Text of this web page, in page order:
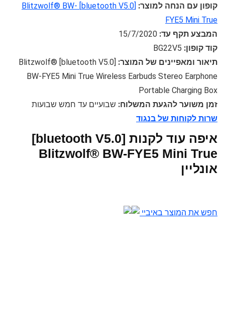
קופון עם הנחה למוצר:
[bluetooth V5.0] Blitzwolf® BW-
FYE5 Mini True
המבצע תקף עד: 15/7/2020
קוד קופון: BG22V5
תיאור ומאפיינים של המוצר:
[bluetooth V5.0] Blitzwolf®
BW-FYE5 Mini True Wireless Earbuds Stereo Earphone
Portable Charging Box
זמן משוער להגעת המשלוח: שבועיים עד חמש שבועות
שרות לקוחות של בנגוד
איפה עוד לקנות [bluetooth V5.0]
Blitzwolf® BW-FYE5 Mini True
אונליין
חפש את המוצר באיביי